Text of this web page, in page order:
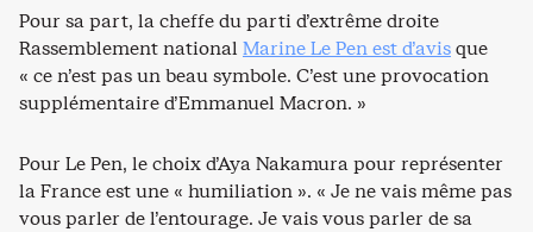
Pour sa part, la cheffe du parti d’extrême droite
Rassemblement national Marine Le Pen est d’avisque
« ce n’est pas un beau symbole. C’est une provocation
supplémentaire d’Emmanuel Macron. »
Pour Le Pen, le choix d’Aya Nakamura pour représenter
la France est une « humiliation ». « Je ne vais même pas
vous parler de l’entourage. Je vais vous parler de sa